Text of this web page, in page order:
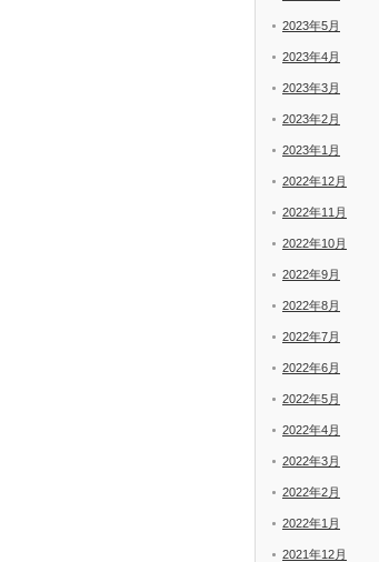
2023年5月
2023年4月
2023年3月
2023年2月
2023年1月
2022年12月
2022年11月
2022年10月
2022年9月
2022年8月
2022年7月
2022年6月
2022年5月
2022年4月
2022年3月
2022年2月
2022年1月
2021年12月